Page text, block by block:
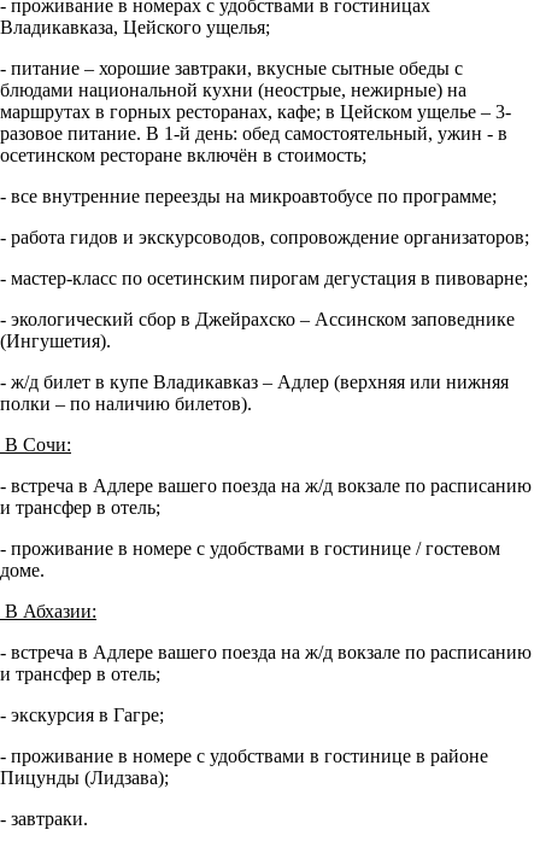
- проживание в номерах с удобствами в гостиницах
Владикавказа, Цейского ущелья;
- питание – хорошие завтраки, вкусные сытные обеды с
блюдами национальной кухни (неострые, нежирные) на
маршрутах в горных ресторанах, кафе; в Цейском ущелье – 3-
разовое питание. В 1-й день: обед самостоятельный, ужин - в
осетинском ресторане включён в стоимость;
- все внутренние переезды на микроавтобусе по программе;
- работа гидов и экскурсоводов, сопровождение организаторов;
- мастер-класс по осетинским пирогам дегустация в пивоварне;
- экологический сбор в Джейрахско – Ассинском заповеднике
(Ингушетия).
- ж/д билет в купе Владикавказ – Адлер (верхняя или нижняя
полки – по наличию билетов).
В Сочи:
- встреча в Адлере вашего поезда на ж/д вокзале по расписанию
и трансфер в отель;
- проживание в номере с удобствами в гостинице / гостевом
доме.
В Абхазии:
- встреча в Адлере вашего поезда на ж/д вокзале по расписанию
и трансфер в отель;
- экскурсия в Гагре;
- проживание в номере с удобствами в гостинице в районе
Пицунды (Лидзава);
- завтраки.